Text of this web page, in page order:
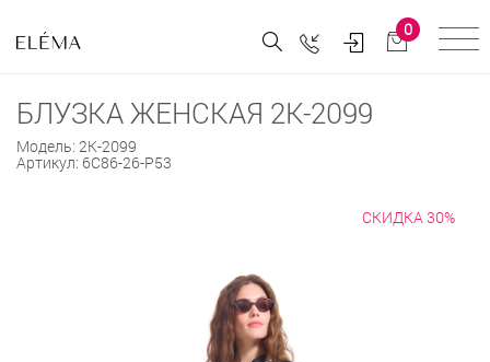
0
БЛУЗКА ЖЕНСКАЯ 2К-2099
Модель: 2К-2099
Артикул: 6С86-26-Р53
СКИДКА 30%